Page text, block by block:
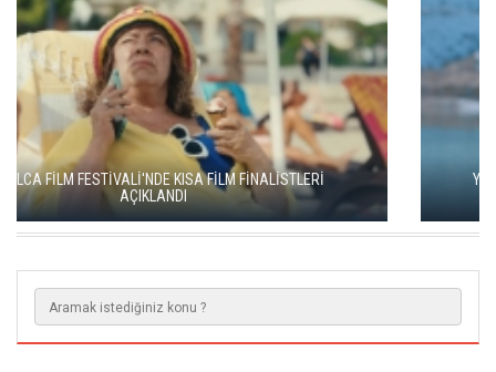
YEŞİM USTAOĞLU'NUN "ARTAKALAN"I SAN SEBASTIÁN'DA
DÜNYA PRÖMİYERİNİ YAPACAK